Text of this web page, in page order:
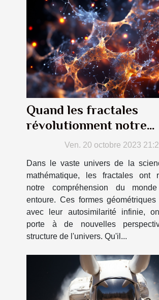
Quand les fractales
révolutionnent notre
compréhension de
Ven. 20 octobre 2023
Dans le vaste univers de la
mathématique, les fractales ont
notre compréhension du
entoure. Ces formes géométriques
avec leur autosimilarité infinie,
porte à de nouvelles
structure de l'univers. Qu'il...